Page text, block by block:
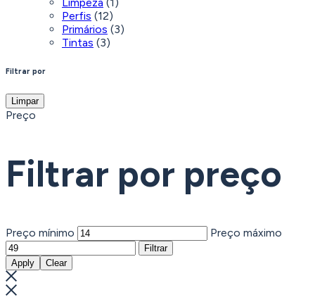
Perfis (12)
Primários (3)
Tintas (3)
Filtrar por
Limpar
Preço
Filtrar por preço
Preço mínimo Preço máximo
Filtrar
Apply
Clear